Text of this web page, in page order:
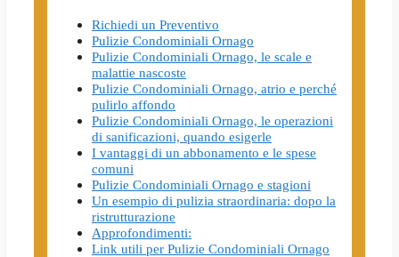
Richiedi un Preventivo
Pulizie Condominiali Ornago
Pulizie Condominiali Ornago, le scale e
malattie nascoste
Pulizie Condominiali Ornago, atrio e perché
pulirlo affondo
Pulizie Condominiali Ornago, le operazioni
di sanificazioni, quando esigerle
I vantaggi di un abbonamento e le spese
comuni
Pulizie Condominiali Ornago e stagioni
Un esempio di pulizia straordinaria: dopo la
ristrutturazione
Approfondimenti:
Link utili per Pulizie Condominiali Ornago